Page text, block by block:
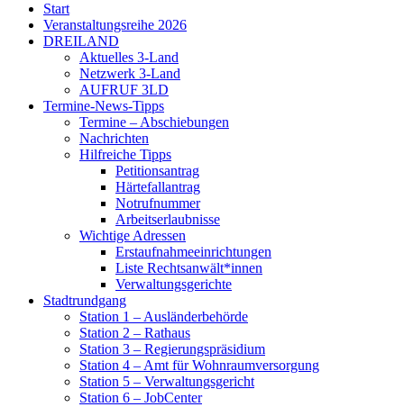
Start
Veranstaltungsreihe 2026
DREILAND
Aktuelles 3-Land
Netzwerk 3-Land
AUFRUF 3LD
Termine-News-Tipps
Termine – Abschiebungen
Nachrichten
Hilfreiche Tipps
Petitionsantrag
Härtefallantrag
Notrufnummer
Arbeitserlaubnisse
Wichtige Adressen
Erstaufnahmeeinrichtungen
Liste Rechtsanwält*innen
Verwaltungsgerichte
Stadtrundgang
Station 1 – Ausländerbehörde
Station 2 – Rathaus
Station 3 – Regierungspräsidium
Station 4 – Amt für Wohnraumversorgung
Station 5 – Verwaltungsgericht
Station 6 – JobCenter